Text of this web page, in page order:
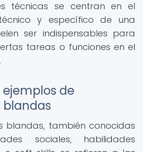
técnicas se centran en el
y específico de una
ser indispensables para
tareas o funciones en el
de
blandas
blandas, también conocidas
sociales, habilidades